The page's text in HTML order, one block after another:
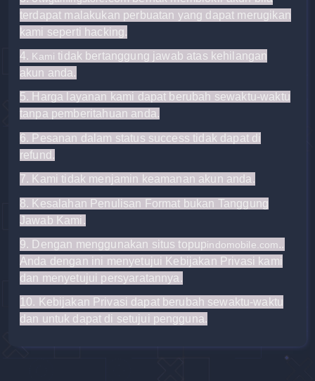
terdapat malakukan perbuatan yang dapat merugikan
kami seperti hacking.
4.Kamitidak bertanggung jawab atas kehilangan
akun anda.
5. Harga layanan kami dapat berubah sewaktu-waktu
tanpa pemberitahuan anda.
6. Pesanan dalam status success tidak dapat di
refund.
7. Kamitidak menjamin keamanan akun anda.
8. Kesalahan Penulisan Format bukan Tanggung
Jawab Kami.
9. Dengan menggunakan situstopupindomobile.com..
Anda dengan ini menyetujui Kebijakan Privasi kami
dan menyetujui persyaratannya.
10.Kebijakan Privasidapat berubah sewaktu-waktu
dan untuk dapat di setujui pengguna.